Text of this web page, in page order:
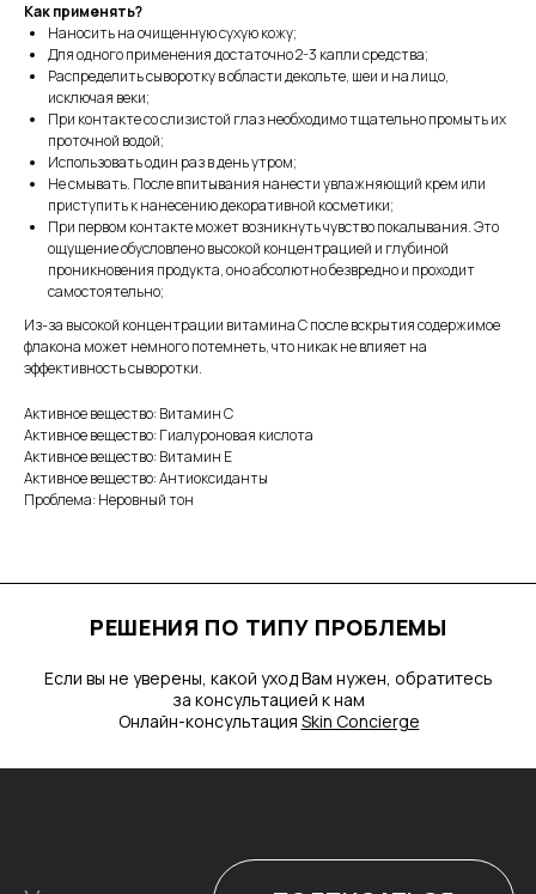
Как применять?
Наносить на очищенную сухую кожу;
Для одного применения достаточно 2-3 капли средства;
Распределить сыворотку в области декольте, шеи и на лицо,
исключая веки;
При контакте со слизистой глаз необходимо тщательно промыть их
проточной водой;
Использовать один раз в день утром;
Не смывать. После впитывания нанести увлажняющий крем или
приступить к нанесению декоративной косметики;
При первом контакте может возникнуть чувство покалывания. Это
ощущение обусловлено высокой концентрацией и глубиной
проникновения продукта, оно абсолютно безвредно и проходит
самостоятельно;
Из-за высокой концентрации витамина C после вскрытия содержимое
флакона может немного потемнеть, что никак не влияет на
эффективность сыворотки.
Активное вещество: Витамин С
Активное вещество: Гиалуроновая кислота
Активное вещество: Витамин Е
Активное вещество: Антиоксиданты
Проблема: Неровный тон
О НАС
КАТАЛОГ
КОНТАКТЫ
ДОСТАВКА И ОПЛАТА
ПОДАРОЧНЫЕ КАРТЫ
+7 985 101 01 45
ПОЛУЧИТЬ КОНСУЛЬТАЦИЮ
г. Москва, м. Белорусская, 3-
103С
ЖК Art Residence
ИП Васильева Тамара
Борисовна, ИНН 500173193979
ПОДПИСАТЬСЯ
-10% на первый заказ при подписке на
новости